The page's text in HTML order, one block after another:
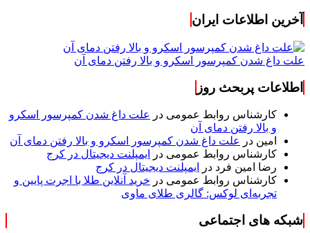
آخرین اطلاعات ایران
علت داغ شدن کمپرسور اسکرو و بالا رفتن دمای آن
اطلاعات پربحث روز
کارشناس روابط عمومی در
علت داغ شدن کمپرسور اسکرو
و بالا رفتن دمای آن
امین در
علت داغ شدن کمپرسور اسکرو و بالا رفتن دمای آن
کارشناس روابط عمومی در
ایمپلنت دیجیتال در کرج
رضا امین فرد در
ایمپلنت دیجیتال در کرج
کارشناس روابط عمومی در خرید آنلاین طلا با اجرت پایین و
تجربه‌ای لوکس: گالری طلای ماوی
شبکه های اجتماعی